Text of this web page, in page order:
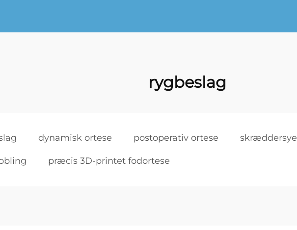
rygbeslag
dynamisk ortese postoperativ ortese
præcis 3D-printet fodortese